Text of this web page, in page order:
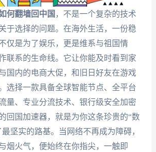
何翻墙回中国 ，不是一个复杂的技术
于选择的问题。在海外生活，一份稳
仅是为了娱乐，更是维系与祖国情
联系的生命线。它让你能及时看到家
国内的电商大促，和旧日好友在游戏
选择一款具备全球智能节点、全平台
量、专业分流技术、银行级安全加密
回国加速器，就是为你这条珍贵的“数
坚实的路基。当网络不再成为障碍，
烟火气，便始终在你指尖，一触即